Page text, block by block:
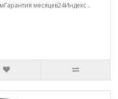
месяцев24Индекс ..